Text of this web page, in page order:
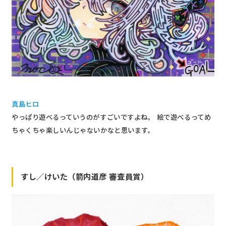
真島ヒロ
やっぱり遊べるっていうのがすごいですよね。 絵で遊べるってめ
ちゃくちゃ楽しいんじゃないかなと思います。
すし／けいた（箭内道彦 審査員賞）